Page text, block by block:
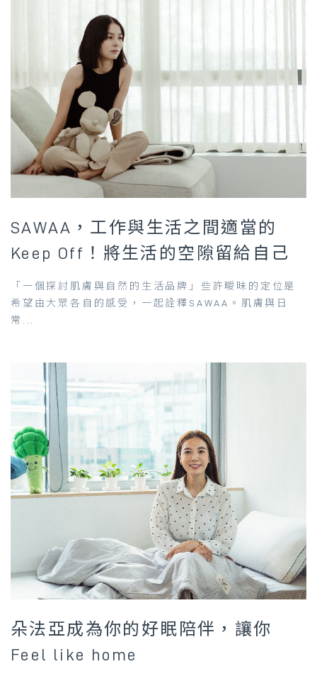
SAWAA，工作與生活之間適當的
Keep Off！將生活的空隙留給自己
「一個探討肌膚與自然的生活品牌」些許曖昧的定位是
希望由大眾各自的感受，一起詮釋SAWAA。肌膚與日
常...
朵法亞成為你的好眠陪伴，讓你
Feel like home